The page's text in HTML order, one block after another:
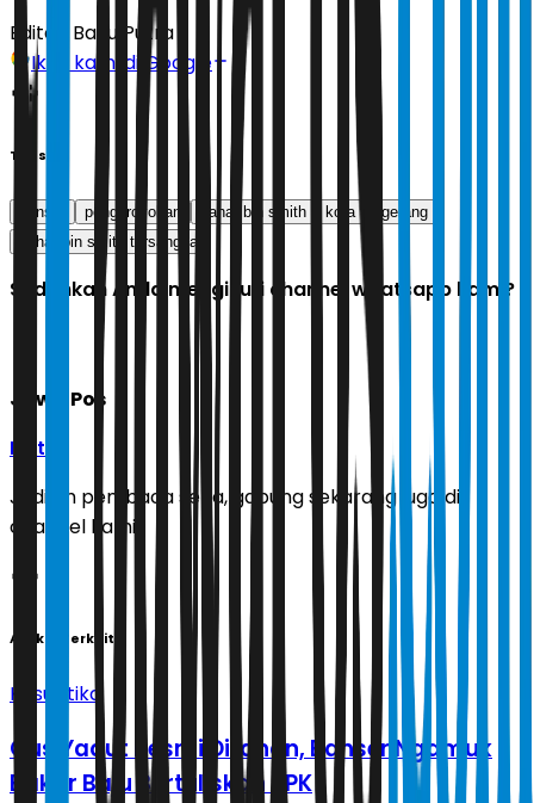
Editor: Bayu Putra
Ikuti kami di Google
Tags
banser pengeroyokan bahar bin smith
kota tangerang
bahar bin smith tersangka
Sudahkah Anda mengikuti channel whatsapp kami?
Jawa Pos
Ikuti
Jadilah pembaca setia, gabung sekarang juga di
channel kami!
Artikel Terkait
Kasuistika
Gus Yaqut Resmi Ditahan, Banser Ngamuk
Bakar Baju Bertuliskan KPK